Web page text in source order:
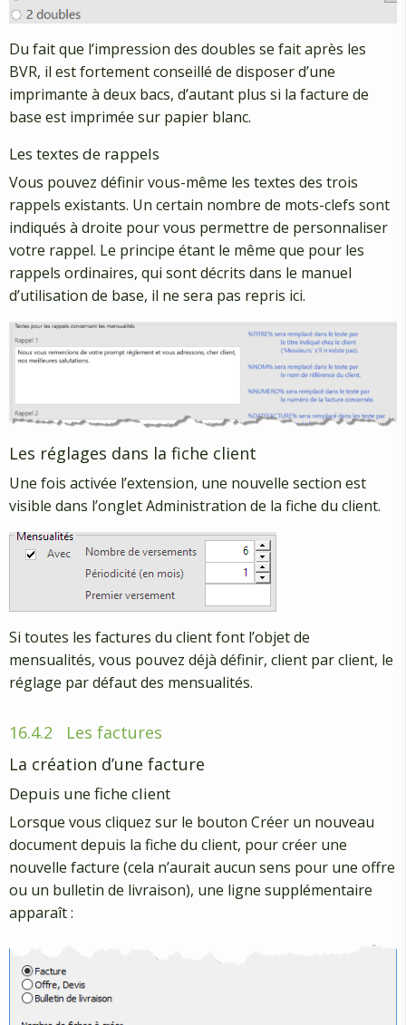
Du fait que l’impression des doubles se fait après les
BVR, il est fortement conseillé de disposer d’une
imprimante à deux bacs, d’autant plus si la facture de
base est imprimée sur papier blanc.
Les textes de rappels
Vous pouvez définir vous-même les textes des trois
rappels existants. Un certain nombre de mots-clefs sont
indiqués à droite pour vous permettre de personnaliser
votre rappel. Le principe étant le même que pour les
rappels ordinaires, qui sont décrits dans le manuel
d’utilisation de base, il ne sera pas repris ici.
Les réglages dans la fiche client
Une fois activée l’extension, une nouvelle section est
visible dans l’onglet Administration de la fiche du client.
Si toutes les factures du client font l’objet de
mensualités, vous pouvez déjà définir, client par client, le
réglage par défaut des mensualités.
16.4.2
Les factures
La création d’une facture
Depuis une fiche client
Lorsque vous cliquez sur le bouton Créer un nouveau
document depuis la fiche du client, pour créer une
nouvelle facture (cela n’aurait aucun sens pour une offre
ou un bulletin de livraison), une ligne supplémentaire
apparaît :